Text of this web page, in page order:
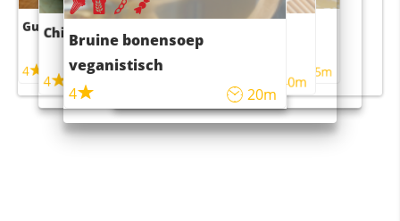
Guacamole
4
Chili con carne
4
Bruine bonensoep
veganistisch
4
20m
Sushi rijstsalade
maaltijdsalade
40m
4 55m